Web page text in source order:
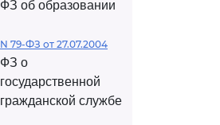
ФЗ об образовании
N 79-ФЗ от 27.07.2004
ФЗ о
государственной
гражданской службе